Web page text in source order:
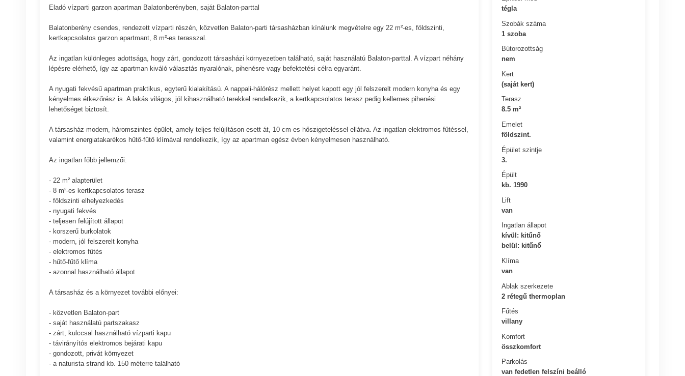
tégla
Szobák száma
1 szoba
Bútorozottság
nem
Kert
(saját kert)
Terasz
8.5 m²
Emelet
földszint.
Épület szintje
3.
Épült
kb. 1990
Lift
van
Ingatlan állapot
kívül: kitűnő
belül: kitűnő
Klíma
van
Ablak szerkezete
2 rétegű thermoplan
Fűtés
villany
Komfort
összkomfort
Parkolás
van fedetlen felszíni beálló
Eladó vízparti garzon apartman Balatonberényben, saját Balaton-parttal
Balatonberény csendes, rendezett vízparti részén, közvetlen Balaton-parti társasházban kínálunk megvételre egy 22 m²-es, földszinti,
kertkapcsolatos garzon apartmant, 8 m²-es terasszal.
Az ingatlan különleges adottsága, hogy zárt, gondozott társasházi környezetben található, saját használatú Balaton-parttal. A vízpart néhány
lépésre elérhető, így az apartman kiváló választás nyaralónak, pihenésre vagy befektetési célra egyaránt.
A nyugati fekvésű apartman praktikus, egyterű kialakítású. A nappali-hálórész mellett helyet kapott egy jól felszerelt modern konyha és egy
kényelmes étkezőrész is. A lakás világos, jól kihasználható terekkel rendelkezik, a kertkapcsolatos terasz pedig kellemes pihenési
lehetőséget biztosít.
A társasház modern, háromszintes épület, amely teljes felújításon esett át, 10 cm-es hőszigeteléssel ellátva. Az ingatlan elektromos fűtéssel,
valamint energiatakarékos hűtő-fűtő klímával rendelkezik, így az apartman egész évben kényelmesen használható.
Az ingatlan főbb jellemzői:
- 22 m² alapterület
- 8 m²-es kertkapcsolatos terasz
- földszinti elhelyezkedés
- nyugati fekvés
- teljesen felújított állapot
- korszerű burkolatok
- modern, jól felszerelt konyha
- elektromos fűtés
- hűtő-fűtő klíma
- azonnal használható állapot
A társasház és a környezet további előnyei:
- közvetlen Balaton-part
- saját használatú partszakasz
- zárt, kulccsal használható vízparti kapu
- távirányítós elektromos bejárati kapu
- gondozott, privát környezet
- a naturista strand kb. 150 méterre található